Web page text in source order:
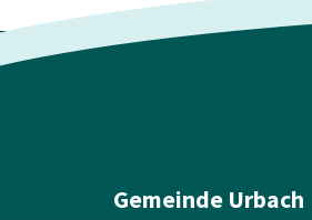
Gemeinde Urbach